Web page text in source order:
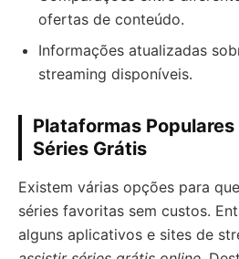
ofertas de conteúdo.
Informações atualizadas
streaming disponíveis.
Plataformas
Séries Grátis
Existem várias opções para
séries favoritas sem custos.
alguns aplicativos e sites de